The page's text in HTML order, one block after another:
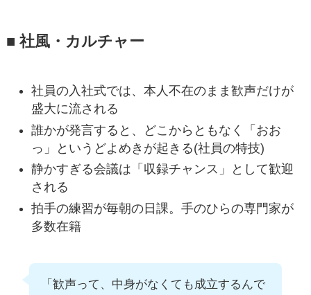
■ 社風・カルチャー
社員の入社式では、本人不在のまま歓声だけが
盛大に流される
誰かが発言すると、どこからともなく「おお
っ」というどよめきが起きる(社員の特技)
静かすぎる会議は「収録チャンス」として歓迎
される
拍手の練習が毎朝の日課。手のひらの専門家が
多数在籍
「歓声って、中身がなくても成立するんで